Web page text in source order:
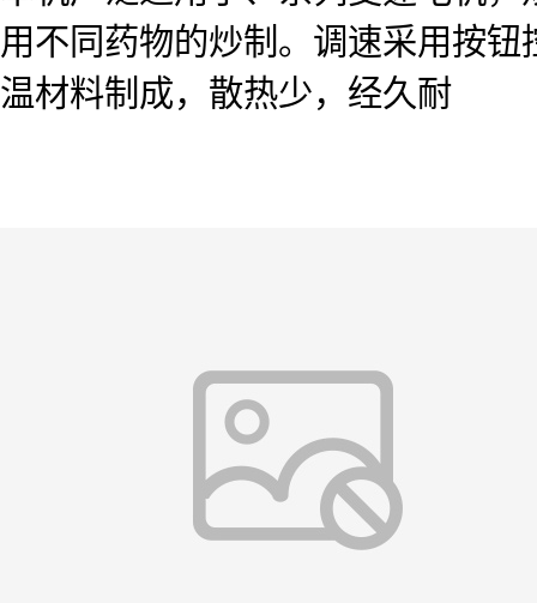
用不同药物的炒制。调速采用按
温材料制成，散热少，经久耐